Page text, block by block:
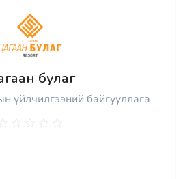
булаг
үйлчилгээний байгууллага